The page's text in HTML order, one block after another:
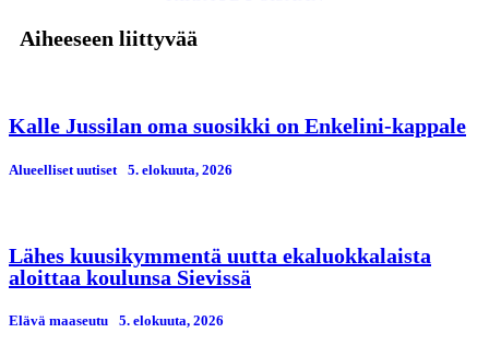
Aiheeseen liittyvää
Kalle Jussilan oma suosikki on Enkelini-kappale
Alueelliset uutiset 5. elokuuta, 2026
Lähes kuusikymmentä uutta ekaluokkalaista
aloittaa koulunsa Sievissä
Elävä maaseutu 5. elokuuta, 2026